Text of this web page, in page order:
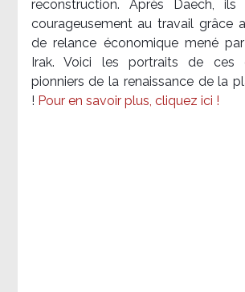
reconstruction. Après Daech,
courageusement au travail grâce
de relance économique mené
Irak. Voici les portraits de ces
pionniers de la renaissance de la
! Pour en savoir plus, cliquez ici !